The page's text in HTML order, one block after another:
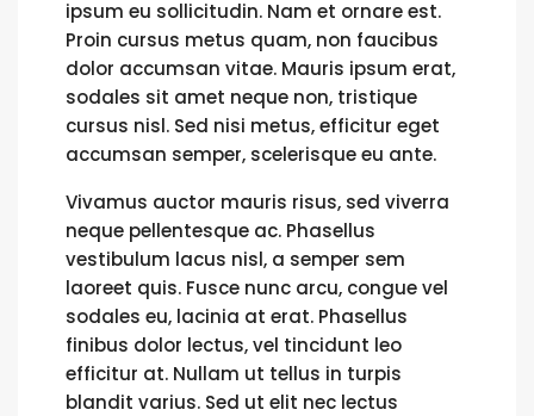
ipsum eu sollicitudin. Nam et ornare est.
Proin cursus metus quam, non faucibus
dolor accumsan vitae. Mauris ipsum erat,
sodales sit amet neque non, tristique
cursus nisl. Sed nisi metus, efficitur eget
accumsan semper, scelerisque eu ante.
Vivamus auctor mauris risus, sed viverra
neque pellentesque ac. Phasellus
vestibulum lacus nisl, a semper sem
laoreet quis. Fusce nunc arcu, congue vel
sodales eu, lacinia at erat. Phasellus
finibus dolor lectus, vel tincidunt leo
efficitur at. Nullam ut tellus in turpis
blandit varius. Sed ut elit nec lectus